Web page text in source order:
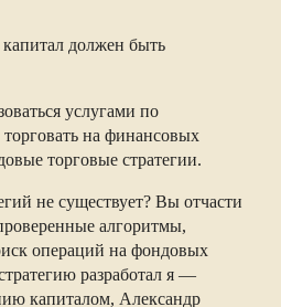
должен быть
услугами по
на финансовых
торговые стратегии.
не существует? Вы отчасти
алгоритмы,
операций на фондовых
разработал я —
капиталом, Александр